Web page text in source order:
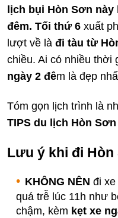
lịch bụi Hòn Sơn
đêm. Tối thứ 6 xuất
lượt về là đi tàu từ
chiều. Ai có nhiều thời
ngày 2 đêm là đẹp
Tóm gọn lịch trình là
TIPS du lịch Hòn Sơn
Lưu ý khi đi Hòn
KHÔNG NÊN đi
quá trễ lúc 11h như
chậm, kèm kẹt xe